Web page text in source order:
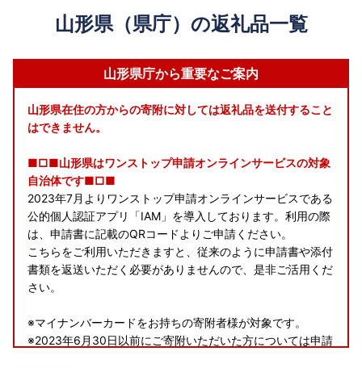
山形県（県庁）の返礼品一覧
山形県庁から重要なご案内
山形県在住の方からの寄附に対しては返礼品を送付すること
はできません。
■□■山形県はワンストップ申請オンラインサービスの対象
自治体です■□■
2023年7月よりワンストップ申請オンラインサービスである
公的個人認証アプリ「IAM」を導入しております。利用の際
は、申請書に記載のQRコードよりご申請ください。
こちらをご利用いただきますと、従来のように申請書や添付
書類を返送いただく必要がありませんので、是非ご活用くだ
さい。
※マイナンバーカードをお持ちの寄附者様が対象です。
※2023年6月30日以前にご寄附いただいた方については申請